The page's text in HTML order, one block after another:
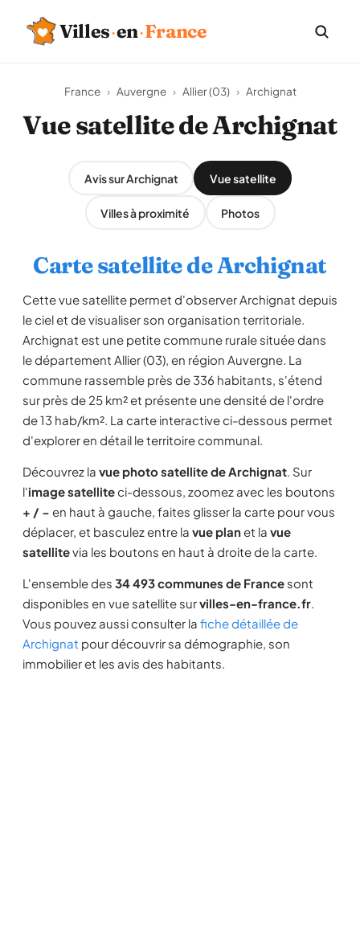
Villes·en·France
France › Auvergne › Allier (03) › Archignat
Vue satellite de Archignat
Avis sur Archignat Vue satellite
Villes à proximité Photos
Carte satellite de Archignat
Cette vue satellite permet d'observer Archignat depuis
le ciel et de visualiser son organisation territoriale.
Archignat est une petite commune rurale située dans
le département Allier (03), en région Auvergne. La
commune rassemble près de 336 habitants, s'étend
sur près de 25 km² et présente une densité de l'ordre
de 13 hab/km². La carte interactive ci-dessous permet
d'explorer en détail le territoire communal.
Découvrez la vue photo satellite de Archignat. Sur
l'image satelliteci-dessous, zoomez avec les boutons
+ / − en haut à gauche, faites glisser la carte pour vous
déplacer, et basculez entre la vue planet la vue
satellitevia les boutons en haut à droite de la carte.
L'ensemble des 34 493 communes de France sont
disponibles en vue satellite survilles-en-france.fr.
Vous pouvez aussi consulter la fiche détaillée de
Archignat pour découvrir sa démographie, son
immobilier et les avis des habitants.